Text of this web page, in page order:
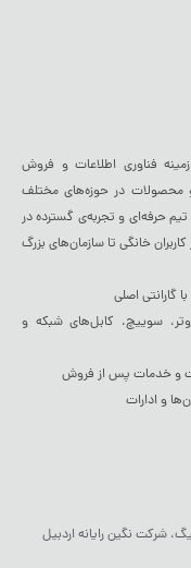
فناوری اطلاعات و فروش
و محصولات در حوزه‌های مختلف
حرفه‌ای و تجربه‌ی گسترده در
خانگی تا سازمان‌های بزرگ
گارانتی اصلی
سوییچ، کابل‌های شبکه و
و خدمات پس از فروش
و ادارات
شرکت نگین رایانه اردبیل